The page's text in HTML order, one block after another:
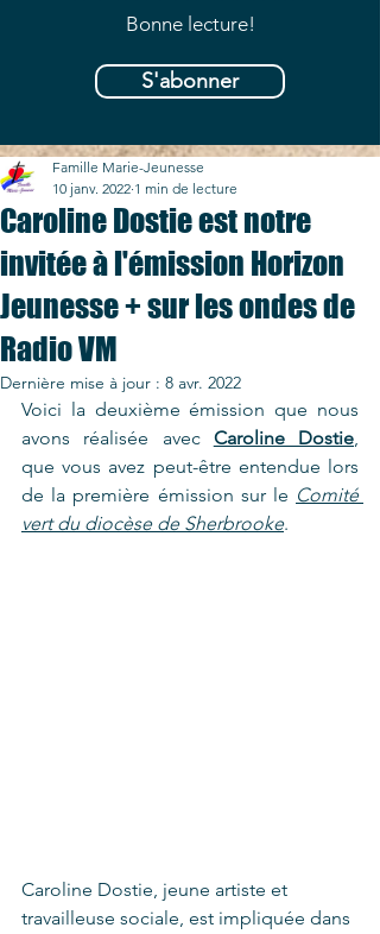
Bonne lecture!
S'abonner
Caroline Dostie est notre
invitée à l'émission Horizon
Jeunesse + sur les ondes de
Radio VM
Famille Marie-Jeunesse
10 janv. 2022 1 min de lecture
Dernière mise à jour : 8 avr. 2022
Voici la deuxième émission que nous
avons réalisée avec Caroline Dostie,
que vous avez peut-être entendue lors
de la première émission sur le Comité
vert du diocèse de Sherbrooke.
Caroline Dostie, jeune artiste et
travailleuse sociale, est impliquée dans